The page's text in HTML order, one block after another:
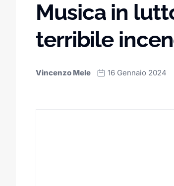
Musica in
terribile
Vincenzo Mele 16 Gennaio 2024